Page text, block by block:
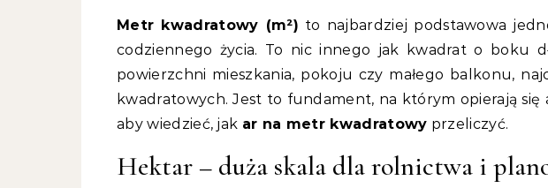
Metr kwadratowy (m²) to najbardziej podstawowa
codziennego życia. To nic innego jak kwadrat o boku
powierzchni mieszkania, pokoju czy małego balkonu,
kwadratowych. Jest to fundament, na którym opierają
aby wiedzieć, jak ar na metr kwadratowy przeliczyć.
Hektar – duża skala dla rolnictwa i